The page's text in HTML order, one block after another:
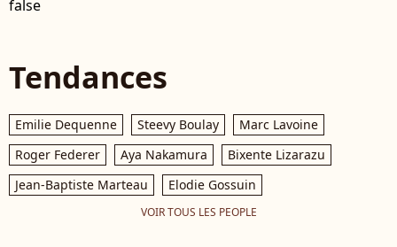
false
Tendances
Emilie Dequenne Steevy Boulay
Marc Lavoine
Roger Federer
Aya Nakamura
Bixente Lizarazu
Jean-Baptiste Marteau
Elodie Gossuin
VOIR TOUS LES PEOPLE